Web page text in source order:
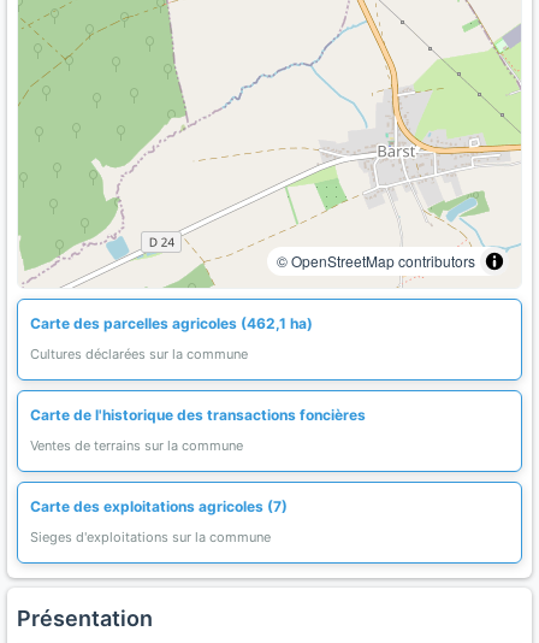
© OpenStreetMap contributors
Carte des parcelles agricoles (462,1 ha)
Cultures déclarées sur la commune
Carte de l'historique des transactions foncières
Ventes de terrains sur la commune
Carte des exploitations agricoles (7)
Sieges d'exploitations sur la commune
Présentation